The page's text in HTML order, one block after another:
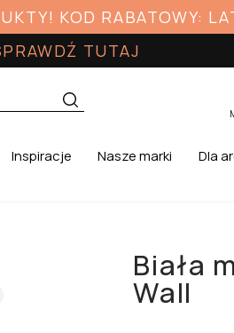
KOD RABATOWY:
TUTAJ
Inspiracje Nasze marki Dla
Biała
Wall